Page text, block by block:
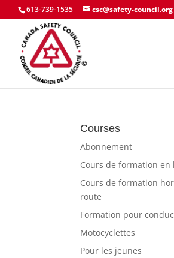
613-739-1535 csc@safety-council.org
Courses
Abonnement
Cours de formation en
Cours de formation
route
Formation pour
Motocyclettes
Pour les jeunes